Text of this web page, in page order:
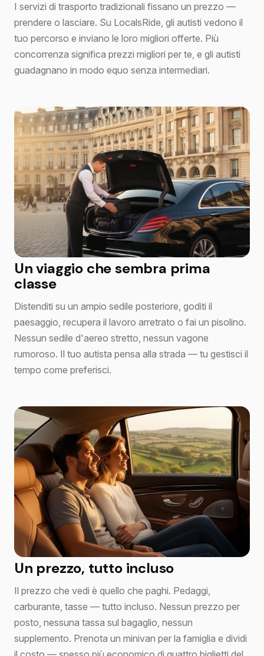
I servizi di trasporto tradizionali fissano un prezzo —
prendere o lasciare. Su LocalsRide, gli autisti vedono il
tuo percorso e inviano le loro migliori offerte. Più
concorrenza significa prezzi migliori per te, e gli autisti
guadagnano in modo equo senza intermediari.
Un viaggio che sembra prima
classe
Distenditi su un ampio sedile posteriore, goditi il
paesaggio, recupera il lavoro arretrato o fai un pisolino.
Nessun sedile d'aereo stretto, nessun vagone
rumoroso. Il tuo autista pensa alla strada — tu gestisci il
tempo come preferisci.
Un prezzo, tutto incluso
Il prezzo che vedi è quello che paghi. Pedaggi,
carburante, tasse — tutto incluso. Nessun prezzo per
posto, nessuna tassa sul bagaglio, nessun
supplemento. Prenota un minivan per la famiglia e dividi